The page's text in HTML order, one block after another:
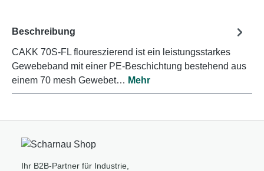
Beschreibung
CAKK 70S-FL floureszierend ist ein leistungsstarkes
Gewebeband mit einer PE-Beschichtung bestehend aus
einem 70 mesh Gewebet… Mehr
Ihr B2B-Partner für Industrie,